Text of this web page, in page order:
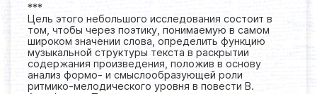
***
Цель этого небольшого исследования состоит в
том, чтобы через поэтику, понимаемую в самом
широком значении слова, определить функцию
музыкальной структуры текста в раскрытии
содержания произведения, положив в основу
анализ формо- и смыслообразующей роли
ритмико-мелодического уровня в повести В.